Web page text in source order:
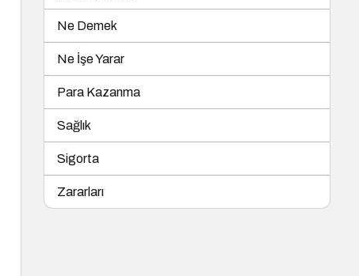
Ne Demek
Ne İşe Yarar
Para Kazanma
Sağlık
Sigorta
Zararları